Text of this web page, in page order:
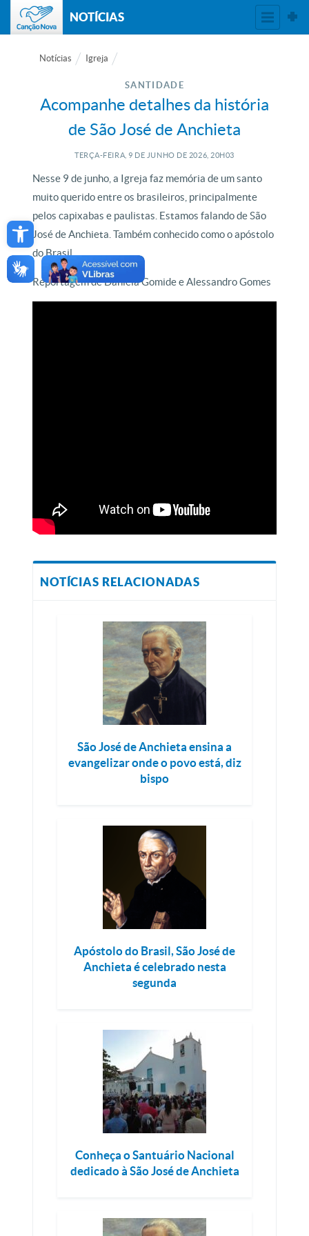
Open toolbar
NOTÍCIAS
Notícias Igreja
SANTIDADE
Acompanhe detalhes da história
de São José de Anchieta
TERÇA-FEIRA, 9 DE JUNHO DE 2026, 20H03
Nesse 9 de junho, a Igreja faz memória de um santo
muito querido entre os brasileiros, principalmente
pelos capixabas e paulistas. Estamos falando de São
José de Anchieta. Também conhecido como o apóstolo
do Brasil.
Reportagem de Daniela Gomide e Alessandro Gomes
NOTÍCIAS RELACIONADAS
São José de Anchieta ensina a
evangelizar onde o povo está, diz
bispo
Apóstolo do Brasil, São José de
Anchieta é celebrado nesta
segunda
Conheça o Santuário Nacional
dedicado à São José de Anchieta